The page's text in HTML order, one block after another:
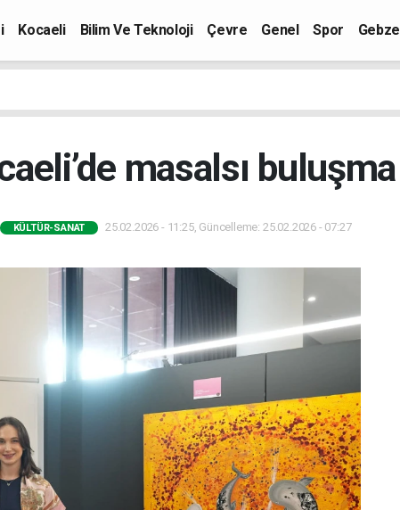
Kocaeli Bilim Ve Teknoloji Çevre Genel Spor Gebze
masalsı buluşma
KÜLTÜR-SANAT 25.02.2026 - 11:25, Güncelleme: 25.02.2026 - 07:27